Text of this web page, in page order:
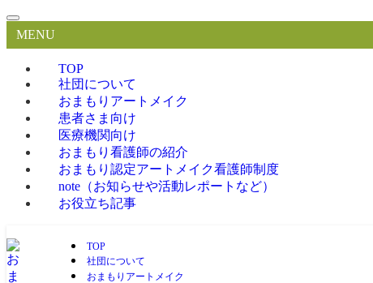
MENU
TOP
社団について
おまもりアートメイク
患者さま向け
医療機関向け
おまもり看護師の紹介
おまもり認定アートメイク看護師制度
note（お知らせや活動レポートなど）
お役立ち記事
TOP
社団について
おまもりアートメイク